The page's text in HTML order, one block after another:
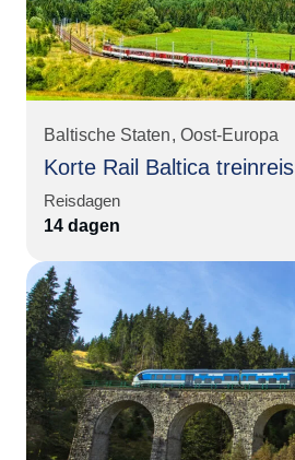
Baltische Staten Oost-Europa
Korte Rail Baltica treinreis
Reisdagen
14 dagen